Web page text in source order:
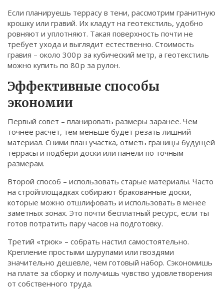
Если планируешь террасу в тени, рассмотрим гранитную
крошку или гравий. Их кладут на геотекстиль, удобно
ровняют и уплотняют. Такая поверхность почти не
требует ухода и выглядит естественно. Стоимость
гравия – около 300 р за кубический метр, а геотекстиль
можно купить по 80 р за рулон.
Эффективные способы
экономии
Первый совет – планировать размеры заранее. Чем
точнее расчёт, тем меньше будет резать лишний
материал. Сними план участка, отметь границы будущей
террасы и подбери доски или панели по точным
размерам.
Второй способ – использовать старые материалы. Часто
на стройплощадках собирают бракованные доски,
которые можно отшлифовать и использовать в менее
заметных зонах. Это почти бесплатный ресурс, если ты
готов потратить пару часов на подготовку.
Третий «трюк» – собрать настил самостоятельно.
Крепление простыми шурупами или гвоздями
значительно дешевле, чем готовый набор. Сэкономишь
на плате за сборку и получишь чувство удовлетворения
от собственного труда.